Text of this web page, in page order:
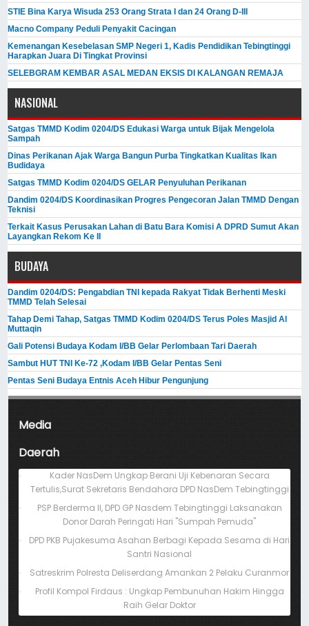
STIE Bina Karya Wisuda 253 Orang Strata I dan 24 Orang D-III
Macno Company Peduli Penyakit Cacingan
Kemenangan Kesebelasan SMP Negeri 1, Kadis Pendidikan Tebingtinggi
Harapkan Juara Di Tingkat Provinsi
SELEBGRAM KEMBAR ASAL MEDAN EKSIS DI KALANGAN REMAJA
NASIONAL
Satgas TMMD Kodim 0204/DS Edukasi Warga untuk Bijak Mengelola
Sampah
Dinas Perikanan Ajak Warga Bangun Purba Tingkatkan Kualitas Ikan
Budidaya
Satgas TMMD Kodim 0204/DS GELAR Penyuluhan Perikanan
Dandim 0204/DS Koordinasikan Progres Pengecoran Jalan TMMD Dengan
Teknisi
Terkait Kasus Perusakan Lahan di Batu Bara Komisi A DPRD Sumut Akan
Layangkan Rekom Ke II
BUDAYA
Dandim 0204/DS: Pengabdian TNI kepada Rakyat Tidak Berhenti Meski ​
TMMD Telah Selesai
Tahap Demi Tahap, Satgas TMMD Kodim 0204/DS Terus Poles Masjid Al
Muttaqin
Gali Potensi Budaya Kodam I/BB Gelar Perlombaan Tari Daerah
Sambut HUT TNI Ke-72 ,Kodam I/BB Gelar Pentas Seni
Pentas Seni Budaya Entnis Aceh Hibur Pengunjung
Media
Daerah
Kader NasDem Ungkap Berani Uji Kebenaran Secara
Tertulis,Surat Sekretaris Bendahara DPD NasDem Tebingtinggi
PSP Berderma II, DPD GP Nasdem Tebingtinggi Laksanakan
Donor Darah Peringati Hari "Sumpah Pemuda"
DPD PKB Pujakesuma Asahan Berbagi Kepada Sesama di Hari
Santri Nasional
Satreskrim Polresta Deliserdang Amankan 2 Pelaku Curanmor
Profil Kompol Firdaus : Ungkap Pembunuhan Hakim Hingga
Raih Gelar Doktor